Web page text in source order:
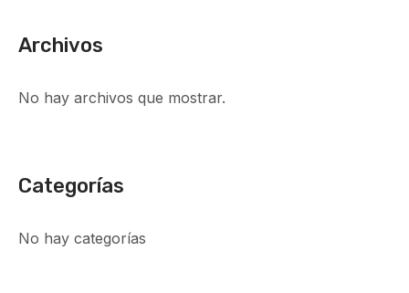
Archivos
No hay archivos que mostrar.
Categorías
No hay categorías